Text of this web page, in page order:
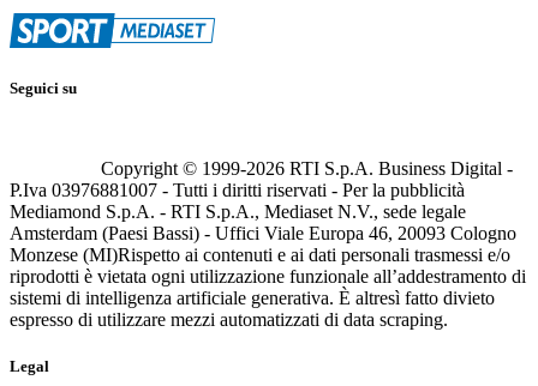
Seguici su
Copyright © 1999-2026 RTI S.p.A. Business Digital -
P.Iva 03976881007 - Tutti i diritti riservati - Per la pubblicità
Mediamond S.p.A. - RTI S.p.A., Mediaset N.V., sede legale
Amsterdam (Paesi Bassi) - Uffici Viale Europa 46, 20093 Cologno
Monzese (MI)Rispetto ai contenuti e ai dati personali trasmessi e/o
riprodotti è vietata ogni utilizzazione funzionale all’addestramento di
sistemi di intelligenza artificiale generativa. È altresì fatto divieto
espresso di utilizzare mezzi automatizzati di data scraping.
Legal